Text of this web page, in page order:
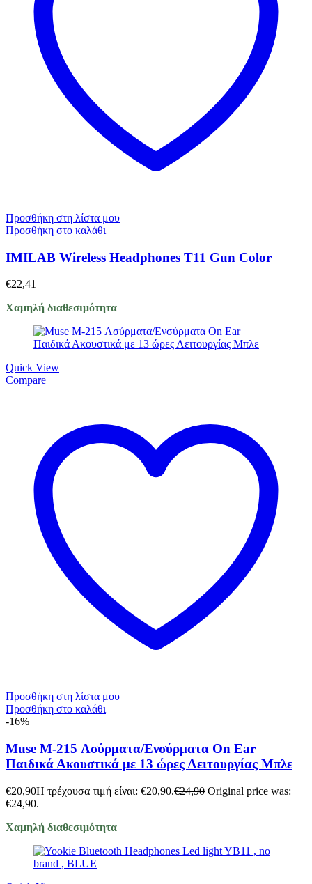
Προσθήκη στη λίστα μου
Προσθήκη στο καλάθι
IMILAB Wireless Headphones T11 Gun Color
€22,41
Χαμηλή διαθεσιμότητα
Quick View
Compare
Προσθήκη στη λίστα μου
Προσθήκη στο καλάθι
-16%
Muse M-215 Ασύρματα/Ενσύρματα On Ear
Παιδικά Ακουστικά με 13 ώρες Λειτουργίας Μπλε
€20,90Η τρέχουσα τιμή είναι: €20,90.€24,90 Original price was:
€24,90.
Χαμηλή διαθεσιμότητα